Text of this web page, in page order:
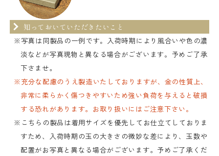
知っておいていただきたいこと
※写真は同製品の一例です。入荷時期により風合いや色の濃
淡などが写真現物と異なる場合がございます。予めご了承
下さませ。
※充分な配慮のうえ製造いたしておりますが、金の性質上、
非常に柔らかく傷つきやすいため強い負荷を与えると破損
する恐れがあります。お取り扱いにはご注意下さい。
※こちらの製品は着用サイズを優先してお仕立てしておりま
すため、入荷時期の玉の大きさの微妙な差により、玉数や
配置がお写真と異なる場合がございます。予めご了承くだ